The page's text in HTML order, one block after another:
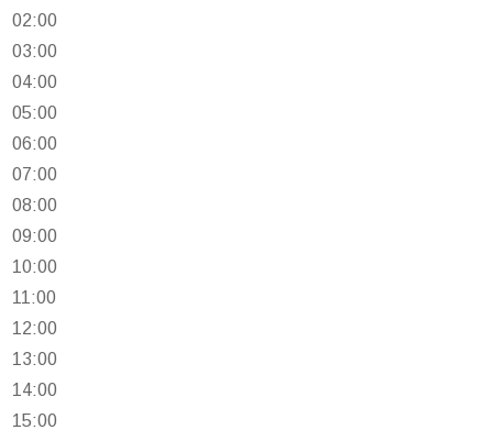
02:00
03:00
04:00
05:00
06:00
07:00
08:00
09:00
10:00
11:00
12:00
13:00
14:00
15:00